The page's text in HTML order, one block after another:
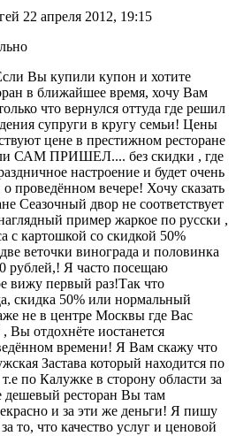
22 апреля 2012, 19:15
Вы купили купон и хотите
в ближайшее время, хочу Вам
что вернулся оттуда где решил
супруги в кругу семьи! Цены
цене в престижном ресторане
САМ ПРИШЕЛ.... без скидки , где
настроение и будет очень
проведённом вечере! Хочу сказать
Сеазочный двор не соответствует
пример жаркое по русски ,
с картошкой со скидкой 50%
веточки винограда и половинка
рублей,! Я часто посещаю
вижу первый раз!Так что
скидка 50% или нормальный
не в центре Москвы где Вас
, Вы отдохнёте иостанется
времени! Я Вам скажу что
Застава который находится по
по Калужке в сторону области за
дешевый ресторан Вы там
и за эти же деньги! Я пишу
то, что качество услуг и ценовой